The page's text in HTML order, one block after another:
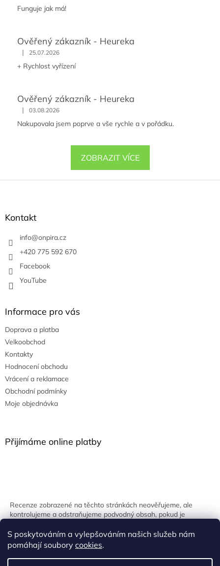
S poskytováním a vylepšováním našich služeb nám
pomáhají soubory cookies.
Funguje jak má!
Ověřený zákazník - Heureka
| 25.07.2026
+ Rychlost vyřízení
Ověřený zákazník - Heureka
| 03.08.2026
Nakupovala jsem poprve a vše rychle a v pořádku.
ZOBRAZIT VÍCE
Z
Kontakt
info@onpira.cz
+420 775 592 670
Facebook
YouTube
Informace pro vás
Doprava a platba
Velkoobchod
Kontakty
Hodnocení obchodu
Vrácení a reklamace
Obchodní podmínky
Moje objednávka
Přijímáme online platby
Recenze zobrazené na těchto stránkách neověřujeme, ale
kontrolujeme a odstraňujeme podvodný obsah, pokud je